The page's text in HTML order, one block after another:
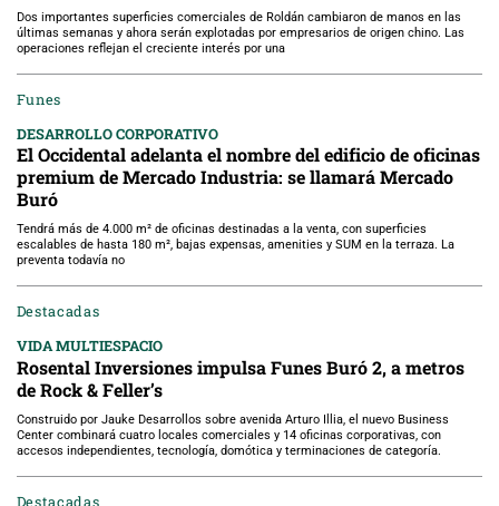
Dos importantes superficies comerciales de Roldán cambiaron de manos en las
últimas semanas y ahora serán explotadas por empresarios de origen chino. Las
operaciones reflejan el creciente interés por una
Funes
DESARROLLO CORPORATIVO
El Occidental adelanta el nombre del edificio de oficinas
premium de Mercado Industria: se llamará Mercado
Buró
Tendrá más de 4.000 m² de oficinas destinadas a la venta, con superficies
escalables de hasta 180 m², bajas expensas, amenities y SUM en la terraza. La
preventa todavía no
Destacadas
VIDA MULTIESPACIO
Rosental Inversiones impulsa Funes Buró 2, a metros
de Rock & Feller’s
Construido por Jauke Desarrollos sobre avenida Arturo Illia, el nuevo Business
Center combinará cuatro locales comerciales y 14 oficinas corporativas, con
accesos independientes, tecnología, domótica y terminaciones de categoría.
Destacadas